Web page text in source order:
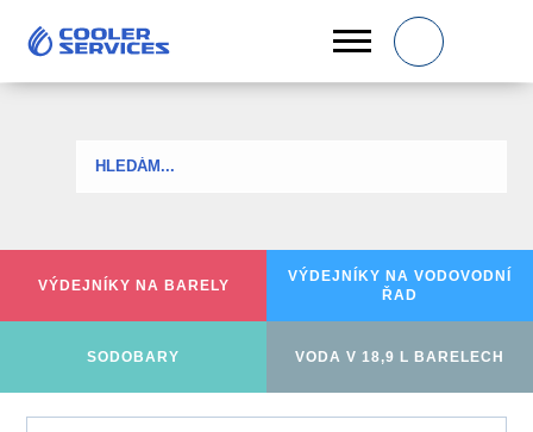
0
VÝDEJNÍKY NA BARELY
VÝDEJNÍKY NA VODOVODNÍ
ŘAD
SODOBARY VODA V 18,9 L BARELECH